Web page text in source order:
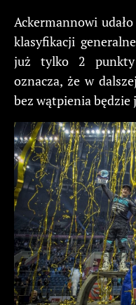
Ackermannowi
klasyfikacji
już tylko 2
oznacza, że w
bez wątpienia będzie